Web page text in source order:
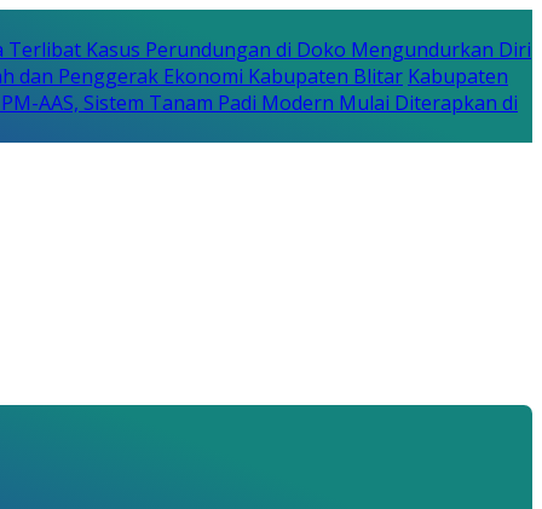
Terlibat Kasus Perundungan di Doko Mengundurkan Diri
dan Penggerak Ekonomi Kabupaten Blitar Kabupaten
AAS, Sistem Tanam Padi Modern Mulai Diterapkan di